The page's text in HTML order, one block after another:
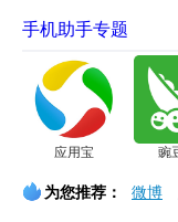
手机助手专题
应用宝 豌
为您推荐： 微博